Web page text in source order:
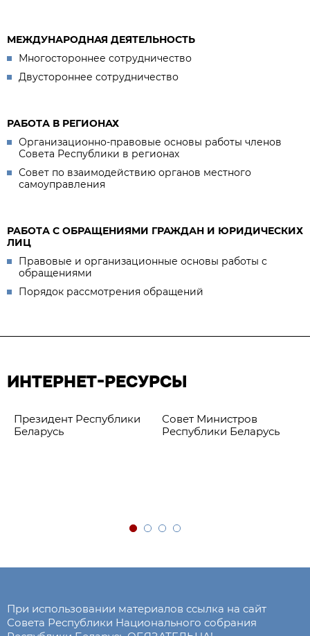
МЕЖДУНАРОДНАЯ ДЕЯТЕЛЬНОСТЬ
Многостороннее сотрудничество
Двустороннее сотрудничество
РАБОТА В РЕГИОНАХ
Организационно-правовые основы работы членов
Совета Республики в регионах
Совет по взаимодействию органов местного
самоуправления
РАБОТА С ОБРАЩЕНИЯМИ ГРАЖДАН И ЮРИДИЧЕСКИХ
ЛИЦ
Правовые и организационные основы работы с
обращениями
Порядок рассмотрения обращений
ИНТЕРНЕТ-РЕСУРСЫ
Президент Республики
Беларусь
Совет Министров
Республики Беларусь
При использовании материалов ссылка на сайт
Совета Республики Национального собрания